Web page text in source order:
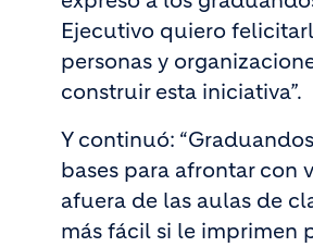
Ejecutivo quiero
personas y
construir esta iniciativa”.
Y continuó:
bases para afrontar con
afuera de las aulas de
más fácil si le imprimen